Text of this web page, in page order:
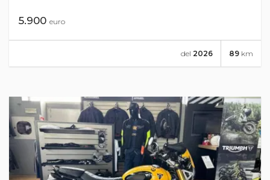
5.900 euro
89 km
del 2026